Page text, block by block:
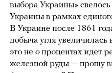
выбора Украины»
Украины в рамках
В Украине после 1861
добыча угля
это не о процентах идет
железной руды — прошу